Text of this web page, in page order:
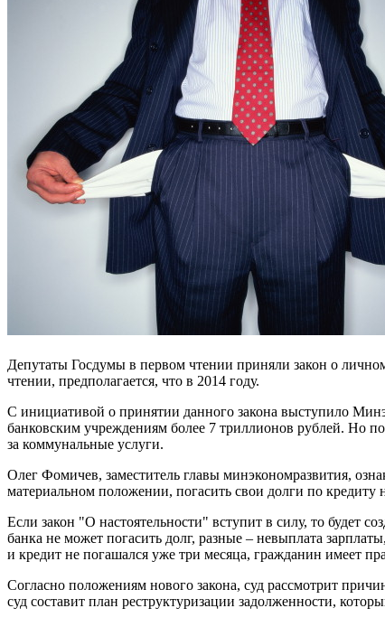
Депутаты Госдумы в первом чтении приняли закон о
чтении, предполагается, что в 2014 году.
С инициативой о принятии данного закона выступило
банковским учреждениям более 7 триллионов рублей. Но
за коммунальные услуги.
Олег Фомичев, заместитель главы минэкономразвития,
материальном положении, погасить свои долги по
Если закон "О настоятельности" вступит в силу, то будет
банка не может погасить долг, разные – невыплата
и кредит не погашался уже три месяца, гражданин имеет
Согласно положениям нового закона, суд рассмотрит
суд составит план реструктуризации задолженности,